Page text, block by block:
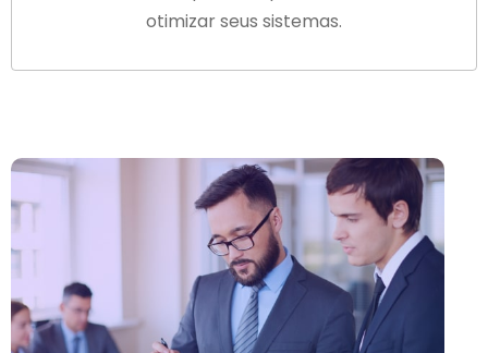
otimizar seus sistemas.